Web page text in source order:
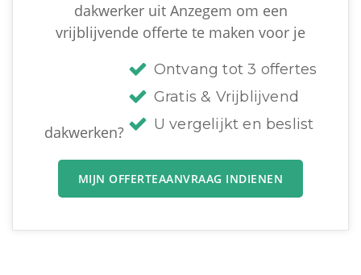
dakwerker uit Anzegem om een
vrijblijvende offerte te maken voor je
dakwerken?
Ontvang tot 3 offertes
Gratis & Vrijblijvend
U vergelijkt en beslist
MIJN OFFERTEAANVRAAG INDIENEN